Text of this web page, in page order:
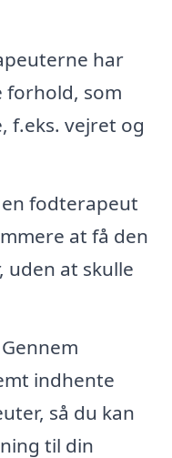
har
forhold, som
f.eks. vejret og
fodterapeut
at få den
uden at skulle
Gennem
indhente
så du kan
til din